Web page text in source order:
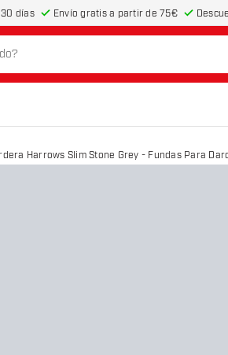
días Envío gratis a partir de 75€
Harrows Slim Stone Grey - Fundas Para